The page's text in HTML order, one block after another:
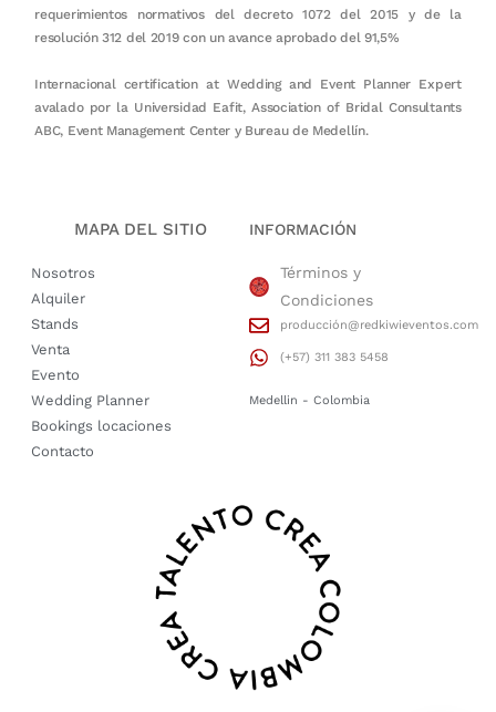
requerimientos normativos del decreto 1072 del 2015 y de la
resolución 312 del 2019 con un avance aprobado del 91,5%
Internacional certification at Wedding and Event Planner Expert
avalado por la Universidad Eafit, Association of Bridal Consultants
ABC, Event Management Center y Bureau de Medellín.
MAPA DEL SITIO
Nosotros
Alquiler
Stands
Venta
Evento
Wedding Planner
Bookings locaciones
Contacto
INFORMACIÓN
Términos y
Condiciones
producción@redkiwieventos.com
(+57) 311 383 5458
Medellin - Colombia